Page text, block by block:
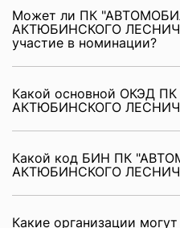
Может ли ПК
АКТЮБИНСКОГО
участие в номинации?
Какой основной ОКЭД
АКТЮБИНСКОГО
Какой код БИН ПК
АКТЮБИНСКОГО
Какие организации